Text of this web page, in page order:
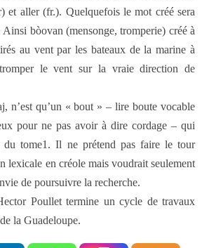
et aller (fr.). Quelquefois le mot créé sera
Ainsi bòovan (mensonge, tromperie) créé à
au vent par les bateaux de la marine à
le vent sur la vraie direction de
n’est qu’un « bout » – lire boute vocable
pour ne pas avoir à dire cordage – qui
du tome1. Il ne prétend pas faire le tour
lexicale en créole mais voudrait seulement
de poursuivre la recherche.
Poullet termine un cycle de travaux
la Guadeloupe.